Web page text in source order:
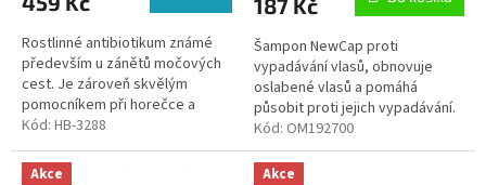
Rostlinné antibiotikum známé
především u zánětů močových
cest. Je zároveň skvělým
pomocníkem při horečce a
nachlazení. Dokáže zlikvidovat
infekci v počáteční fázi, nebo
dobu...
Kód: HB-3288
Šampon NewCap proti
vypadávání vlasů, obnovuje
oslabené vlasů a pomáhá
působit proti jejich vypadávání.
Na bázi kyseliny hyaluronové a
obohacené o echinaceu a
ženšen, obnovuje...
Kód: OM192700
Akce Akce